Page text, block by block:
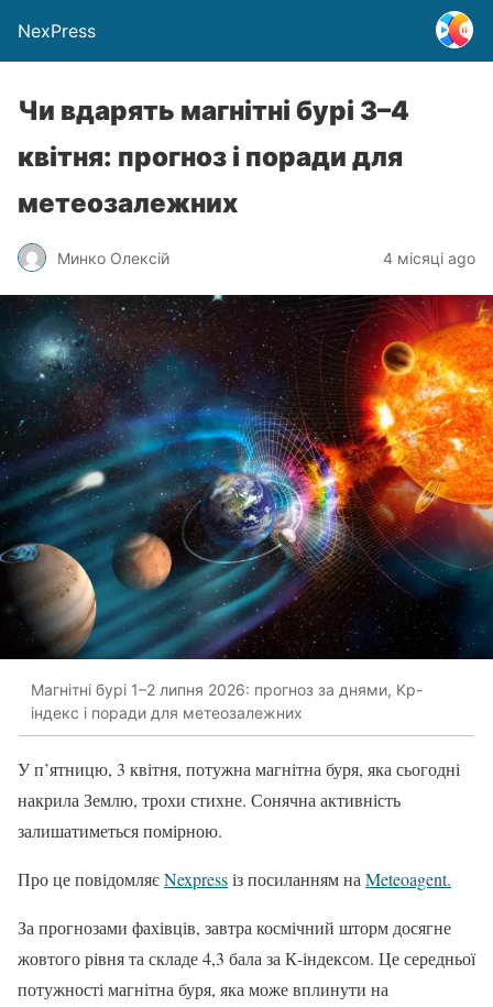
NexPress
Чи вдарять магнітні бурі 3–4
квітня: прогноз і поради для
метеозалежних
Минко Олексій 4 місяці ago
Магнітні бурі 1–2 липня 2026: прогноз за днями, Kp-
індекс і поради для метеозалежних
У п’ятницю, 3 квітня, потужна магнітна буря, яка сьогодні
накрила Землю, трохи стихне. Сонячна активність
залишатиметься помірною.
Про це повідомляєNexpressіз посиланням наMeteoagent.
За прогнозами фахівців, завтра космічний шторм досягне
жовтого рівня та складе 4,3 бала за К-індексом. Це середньої
потужності магнітна буря, яка може вплинути на